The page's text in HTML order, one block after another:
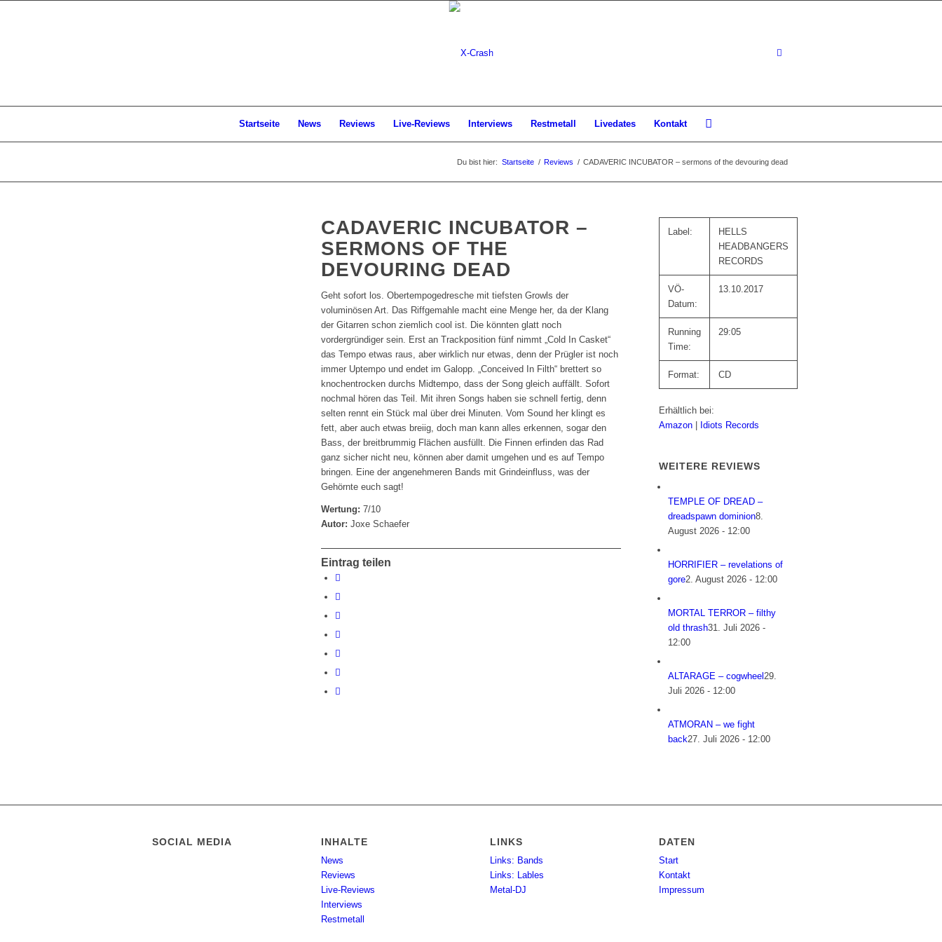
Startseite News Reviews Live-Reviews Interviews Restmetall Livedates Kontakt
Du bist hier: Startseite / Reviews / CADAVERIC INCUBATOR – sermons of the devouring dead
CADAVERIC INCUBATOR –
SERMONS OF THE
DEVOURING DEAD
Geht sofort los. Obertempogedresche mit tiefsten Growls der
voluminösen Art. Das Riffgemahle macht eine Menge her, da der Klang
der Gitarren schon ziemlich cool ist. Die könnten glatt noch
vordergründiger sein. Erst an Trackposition fünf nimmt „Cold In Casket“
das Tempo etwas raus, aber wirklich nur etwas, denn der Prügler ist noch
immer Uptempo und endet im Galopp. „Conceived In Filth“ brettert so
knochentrocken durchs Midtempo, dass der Song gleich auffällt. Sofort
nochmal hören das Teil. Mit ihren Songs haben sie schnell fertig, denn
selten rennt ein Stück mal über drei Minuten. Vom Sound her klingt es
fett, aber auch etwas breiig, doch man kann alles erkennen, sogar den
Bass, der breitbrummig Flächen ausfüllt. Die Finnen erfinden das Rad
ganz sicher nicht neu, können aber damit umgehen und es auf Tempo
bringen. Eine der angenehmeren Bands mit Grindeinfluss, was der
Gehörnte euch sagt!
Wertung: 7/10
Autor: Joxe Schaefer
Eintrag teilen
Label:
HELLS
HEADBANGERS
RECORDS
VÖ-
Datum:
13.10.2017
Running
Time:
29:05
Format: CD
Erhältlich bei:
Amazon
Idiots Records
WEITERE REVIEWS
TEMPLE OF DREAD –
dreadspawn dominion8.
August 2026 - 12:00
HORRIFIER – revelations of
gore2. August 2026 - 12:00
MORTAL TERROR – filthy
old thrash31. Juli 2026 -
12:00
ALTARAGE – cogwheel29.
Juli 2026 - 12:00
ATMORAN – we fight
back27. Juli 2026 - 12:00
SOCIAL MEDIA INHALTE
News
Reviews
Live-Reviews
Interviews
Restmetall
LINKS
Links: Bands
Links: Lables
Metal-DJ
DATEN
Start
Kontakt
Impressum